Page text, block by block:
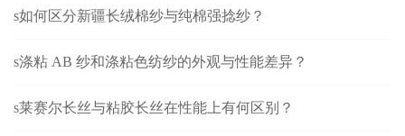
s如何区分新疆长绒棉纱与纯棉强捻纱？
s涤粘 AB 纱和涤粘色纺纱的外观与性能差异？
s莱赛尔长丝与粘胶长丝在性能上有何区别？